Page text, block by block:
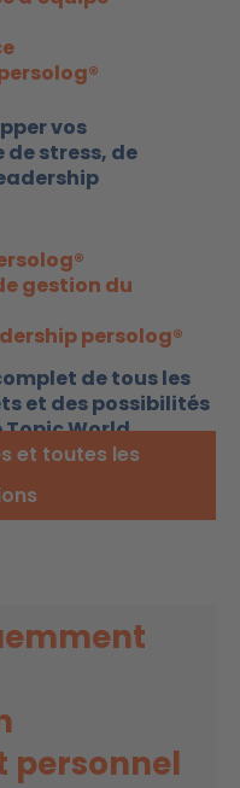
vos
stress, de
gestion du
persolog®
de tous les
et des possibilités
World.
et toutes les
personnel